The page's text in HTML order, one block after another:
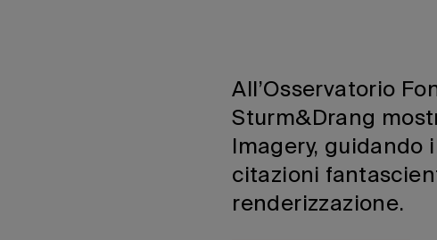
All’Osservatorio
Sturm&Drang
Imagery,
citazioni
renderizzazione.